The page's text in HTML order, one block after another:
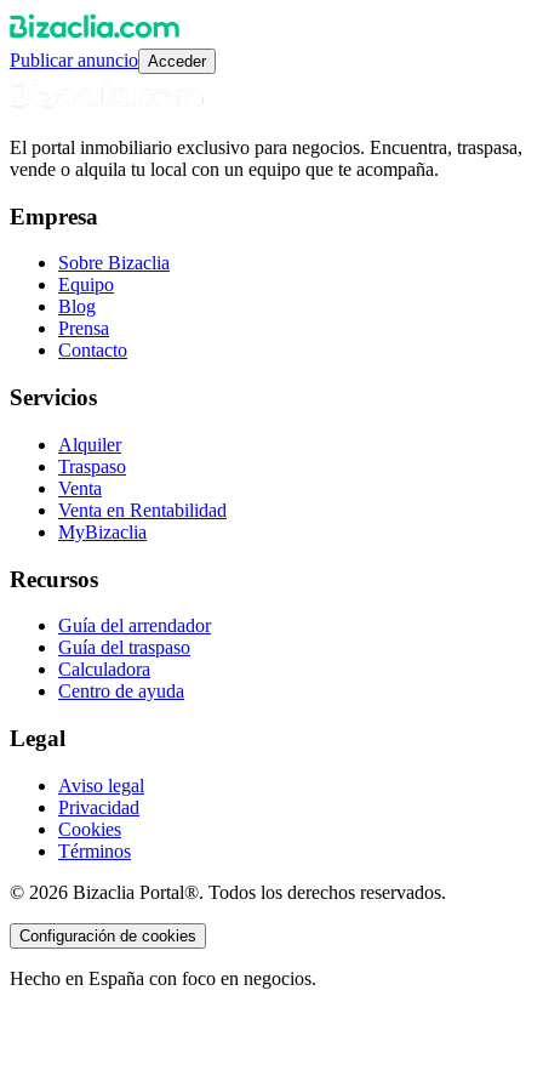
Publicar anuncio Acceder
El portal inmobiliario exclusivo para negocios. Encuentra, traspasa,
vende o alquila tu local con un equipo que te acompaña.
Empresa
Sobre Bizaclia
Equipo
Blog
Prensa
Contacto
Servicios
Alquiler
Traspaso
Venta
Venta en Rentabilidad
MyBizaclia
Recursos
Guía del arrendador
Guía del traspaso
Calculadora
Centro de ayuda
Legal
Aviso legal
Privacidad
Cookies
Términos
© 2026 Bizaclia Portal®. Todos los derechos reservados.
Configuración de cookies
Hecho en España con foco en negocios.